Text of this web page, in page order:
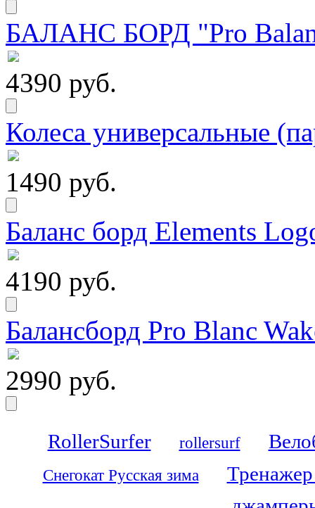
БАЛАНС БОРД "Pro
4390 руб.
Колеса универсальные
1490 руб.
Баланс борд Elements
4190 руб.
Балансборд Pro Blanc
2990 руб.
RollerSurfer rollersurf
Снегокат Русская зима